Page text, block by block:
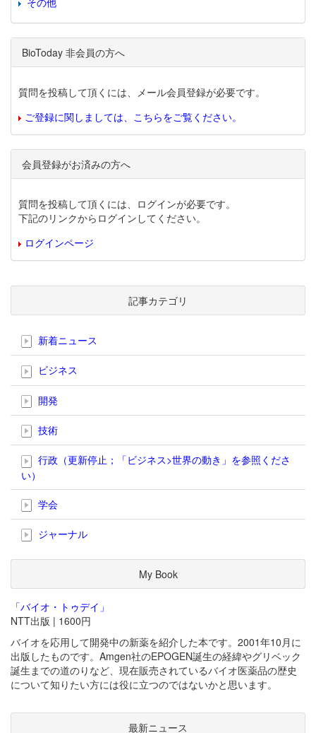
BioToday 非会員の方へ
質問を投稿して頂くには、メール会員登録が必要です。
ご登録に関しましては、こちらをご覧ください。
会員登録がお済みの方へ
質問を投稿して頂くには、ログインが必要です。
下記のリンクからログインしてください。
ログインページ
記事カテゴリ
新着ニュース
ビジネス
開発
技術
行政（更新停止；「ビジネス>世界の動き」を参照くださ
い）
学会
ジャーナル
My Book
「バイオ・トゥデイ」
NTT出版 | 1600円
バイオを応用して開発中の新薬を紹介した本です。2001年10月に
出版したものです。Amgen社のEPOGEN誕生の経緯やグリベック
誕生までの道のりなど、現在販売されているバイオ医薬品の歴史
について知りたい方には役に立つのではないかと思います。
最新ニュース